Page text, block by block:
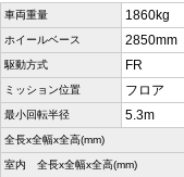
車両重量 1860kg
ホイールベース 2850mm
駆動方式 FR
ミッション位置 フロア
最小回転半径 5.3m
全長x全幅x全高(mm)
室内 全長x全幅x全高(mm)